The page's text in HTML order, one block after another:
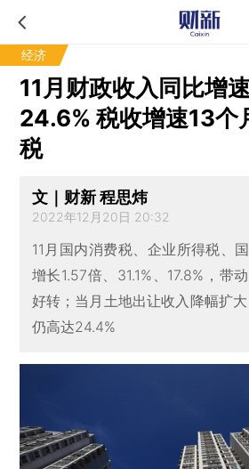
经济
11月财政收入同比增
24.6% 税收增速13个
税
文｜财新 程思炜
2022年12月20日 20:32
11月国内消费税、企业所得税、
增长1.57倍、31.1%、17.8%，带
好转；当月土地出让收入降幅扩
仍高达24.4%